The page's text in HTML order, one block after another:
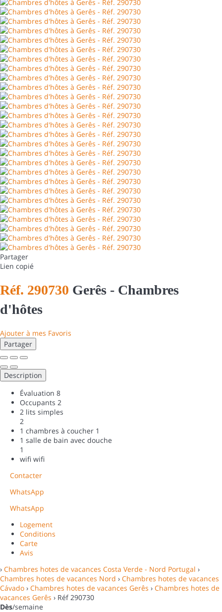
Partager
Lien copié
Réf. 290730 Gerês - Chambres
d'hôtes
Ajouter à mes Favoris
Partager
Description
Évaluation 8
Occupants 2
2 lits simples
2
1 chambres à coucher 1
1 salle de bain avec douche
1
wifi wifi
Contacter
WhatsApp
WhatsApp
Logement
Conditions
Carte
Avis
› Chambres hotes de vacances Costa Verde - Nord Portugal ›
Chambres hotes de vacances Nord › Chambres hotes de vacances
Cávado › Chambres hotes de vacances Gerês › Chambres hotes de
vacances Gerês › Réf 290730
Dès/semaine